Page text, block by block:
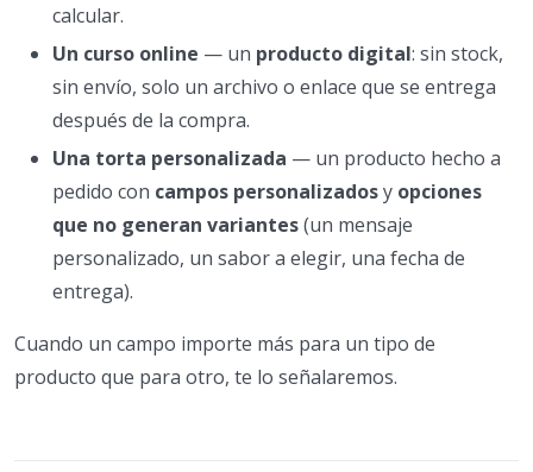
calcular.
Un curso online — un producto digital: sin stock,
sin envío, solo un archivo o enlace que se entrega
después de la compra.
Una torta personalizada — un producto hecho a
pedido con campos personalizadosy opciones
que no generan variantes(un mensaje
personalizado, un sabor a elegir, una fecha de
entrega).
Cuando un campo importe más para un tipo de
producto que para otro, te lo señalaremos.